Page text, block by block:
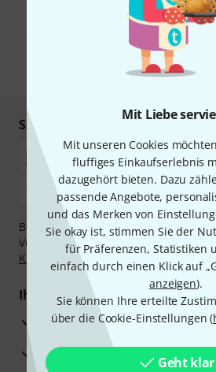
Mit Liebe
Mit unseren Cookies
fluffiges Einkaufserlebnis
dazugehört bieten. Dazu
passende Angebote,
und das Merken von
Sie okay ist, stimmen Sie der
für Präferenzen, Statistiken
einfach durch einen Klick auf
anzeigen).
Sie können Ihre erteilte
über die Cookie-Einstellungen (
Geht klar
Mit Klick auf „Jetzt anmelden“ stimmen
Werbung und einer Messung des E-Mail-
Abmeldung ist jederzeit möglich. Weitere
unseren
* Pflichtfeld
Sicher einkaufen & bezahlen
Bezahlen Sie vertraulich und sicher
Vorkasse, PayPal, Amazon Pay,
Klarna Ratenzahlungoder
Ihre Vorteile
3 Jahre Thomann Garantie
30 Tage Money-Back-Garantie